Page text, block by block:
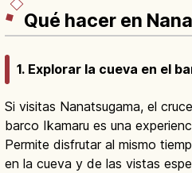
Qué hacer en
1. Explorar la cueva en el
Si visitas Nanatsugama, el
barco Ikamaru es una
Permite disfrutar al mismo
en la cueva y de las vistas